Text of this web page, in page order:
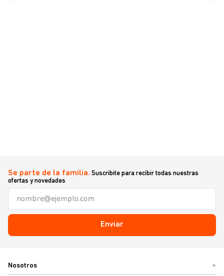
Se parte de la familia. Suscribite para recibir todas nuestras
ofertas y novedades
Enviar
Nosotros +